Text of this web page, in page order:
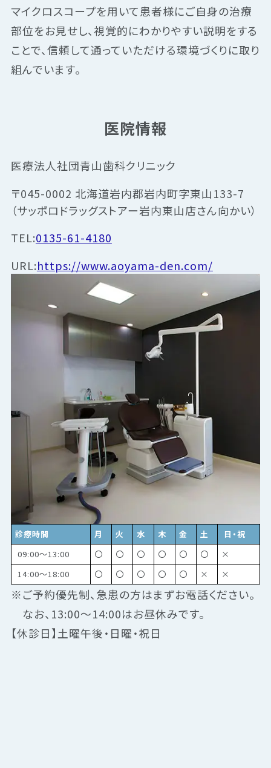
マイクロスコープを用いて患者様にご自身の治療
部位をお見せし、視覚的にわかりやすい説明をする
ことで、信頼して通っていただける環境づくりに取り
組んでいます。
医院情報
医療法人社団青山歯科クリニック
〒045-0002 北海道岩内郡岩内町字東山133-7
（サッポロドラッグストアー岩内東山店さん向かい）
TEL:0135-61-4180
URL:https://www.aoyama-den.com/
診療時間 月 火 水 木 金 土
日・祝
09:00～13:00
〇 〇 〇 〇 〇 〇
×
14:00～18:00
〇 〇 〇 〇 〇 × ×
※ご予約優先制、急患の方はまずお電話ください。
なお、13:00～14:00はお昼休みです。
【休診日】土曜午後・日曜・祝日